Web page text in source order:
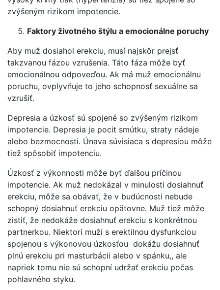
zvýšeným rizikom impotencie.
Faktory životného štýlu a emocionálne poruchy
Aby muž dosiahol erekciu, musí najskôr prejsť
takzvanou fázou vzrušenia. Táto fáza môže byť
emocionálnou odpoveďou. Ak má muž emocionálnu
poruchu, ovplyvňuje to jeho schopnosť sexuálne sa
vzrušiť.
Depresia a úzkosť sú spojené so zvýšeným rizikom
impotencie. Depresia je pocit smútku, straty nádeje
alebo bezmocnosti. Únava súvisiaca s depresiou môže
tiež spôsobiť impotenciu.
Úzkosť z výkonnosti môže byť ďalšou príčinou
impotencie. Ak muž nedokázal v minulosti dosiahnuť
erekciu, môže sa obávať, že v budúcnosti nebude
schopný dosiahnuť erekciu opätovne. Muž tiež môže
zistiť, že nedokáže dosiahnuť erekciu s konkrétnou
partnerkou. Niektorí muži s erektilnou dysfunkciou
spojenou s výkonovou úzkosťou dokážu dosiahnuť
plnú erekciu pri masturbácii alebo v spánku,, ale
napriek tomu nie sú schopní udržať erekciu počas
pohlavného styku.